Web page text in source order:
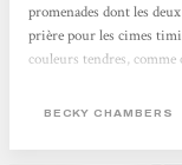
promenades dont les
prière pour les cimes
couleurs tendres, comme
mélancoliques, notre
Surgers, ces "Histoires
BECKY CHAMBERS